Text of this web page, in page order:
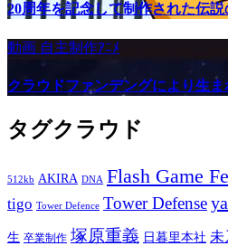
20周年を記念して制作された伝
動画 自主制作ｱﾆﾒ
クラウドファンデングにより生
タグクラウド
512kb AKIRA DNA Flash Game
tigo Tower Defence Tower Defense
生 卒業制作 塚原重義 日暮里本社 未